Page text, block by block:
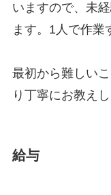
いますので、未
ます。1人で作業
最初から難しい
り丁寧にお教えし
給与